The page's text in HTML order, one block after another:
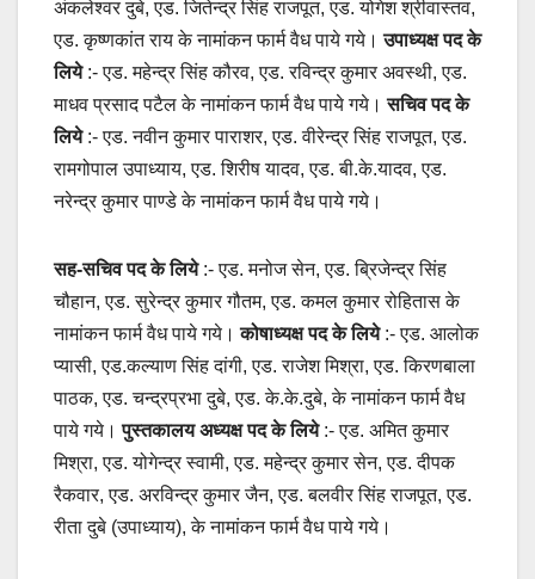
अंकलेश्वर दुबे, एड. जितेन्द्र सिंह राजपूत, एड. योगेश श्रीवास्तव,
एड. कृष्णकांत राय के नामांकन फार्म वैध पाये गये।उपाध्यक्ष पद के
लिये:- एड. महेन्द्र सिंह कौरव, एड. रविन्द्र कुमार अवस्थी, एड.
माधव प्रसाद पटैल के नामांकन फार्म वैध पाये गये।सचिव पद के
लिये:- एड. नवीन कुमार पाराशर, एड. वीरेन्द्र सिंह राजपूत, एड.
रामगोपाल उपाध्याय, एड. शिरीष यादव, एड. बी.के.यादव, एड.
नरेन्द्र कुमार पाण्डे के नामांकन फार्म वैध पाये गये।
सह-सचिव पद के लिये:- एड. मनोज सेन, एड. ब्रिजेन्द्र सिंह
चौहान, एड. सुरेन्द्र कुमार गौतम, एड. कमल कुमार रोहितास के
नामांकन फार्म वैध पाये गये।कोषाध्यक्ष पद के लिये:- एड. आलोक
प्यासी, एड.कल्याण सिंह दांगी, एड. राजेश मिश्रा, एड. किरणबाला
पाठक, एड. चन्द्रप्रभा दुबे, एड. के.के.दुबे, के नामांकन फार्म वैध
पाये गये।पुस्तकालय अध्यक्ष पद के लिये:- एड. अमित कुमार
मिश्रा, एड. योगेन्द्र स्वामी, एड. महेन्द्र कुमार सेन, एड. दीपक
रैकवार, एड. अरविन्द्र कुमार जैन, एड. बलवीर सिंह राजपूत, एड.
रीता दुबे (उपाध्याय), के नामांकन फार्म वैध पाये गये।